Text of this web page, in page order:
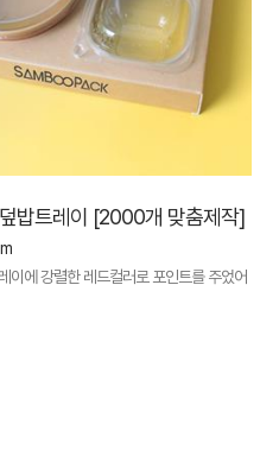
밥트레이 [2000개 맞춤제작]
이에 강렬한 레드컬러로 포인트를 주었어